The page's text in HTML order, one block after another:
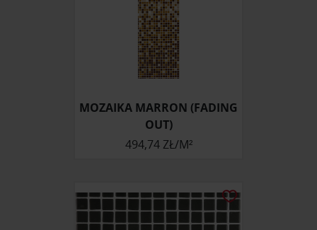
MOZAIKA MARRON (FADING
OUT)
494,74 ZŁ/M²